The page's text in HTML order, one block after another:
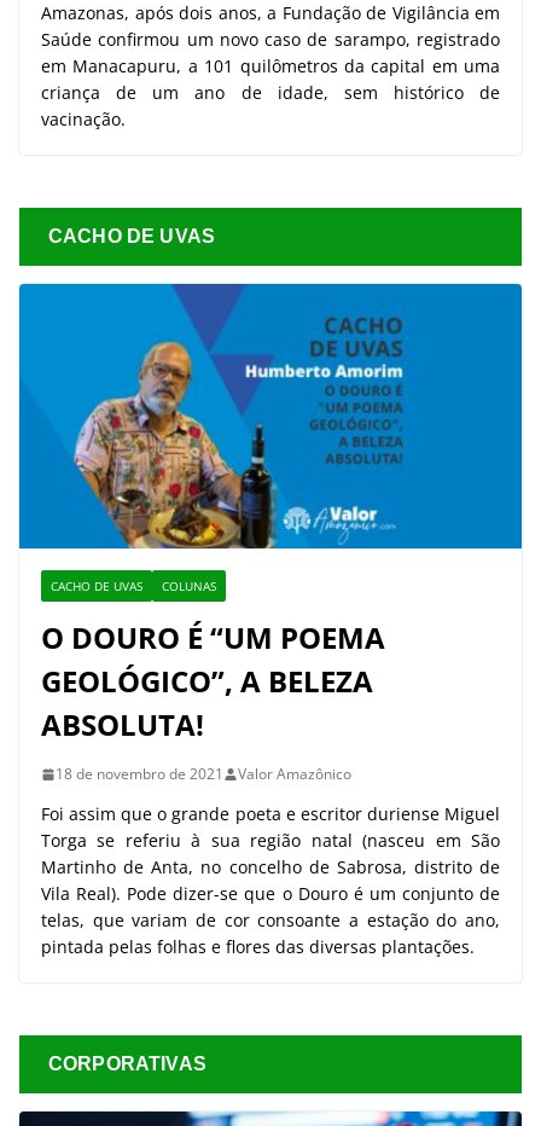
Amazonas, após dois anos, a Fundação de Vigilância em
Saúde confirmou um novo caso de sarampo, registrado
em Manacapuru, a 101 quilômetros da capital em uma
criança de um ano de idade, sem histórico de
vacinação.
CACHO DE UVAS
CACHO DE UVAS COLUNAS
O DOURO É “UM POEMA
GEOLÓGICO”, A BELEZA
ABSOLUTA!
18 de novembro de 2021 Valor Amazônico
Foi assim que o grande poeta e escritor duriense Miguel
Torga se referiu à sua região natal (nasceu em São
Martinho de Anta, no concelho de Sabrosa, distrito de
Vila Real). Pode dizer-se que o Douro é um conjunto de
telas, que variam de cor consoante a estação do ano,
pintada pelas folhas e flores das diversas plantações.
CORPORATIVAS